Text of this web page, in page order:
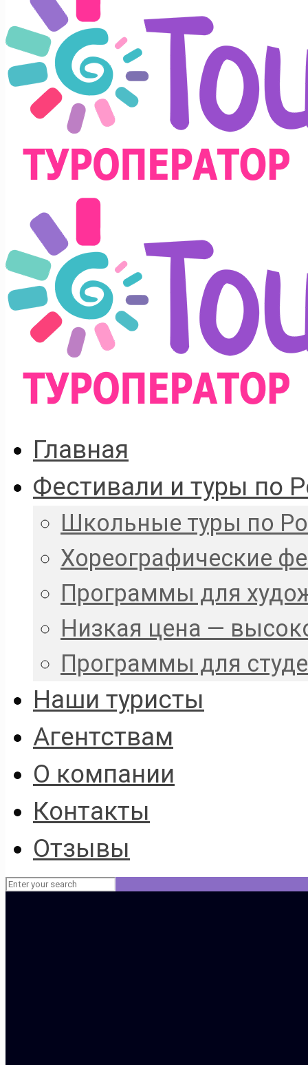
Главная
Фестивали и туры по
Школьные туры по
Хореографические
Программы для
Низкая цена —
Программы для
Наши туристы
Агентствам
О компании
Контакты
Отзывы